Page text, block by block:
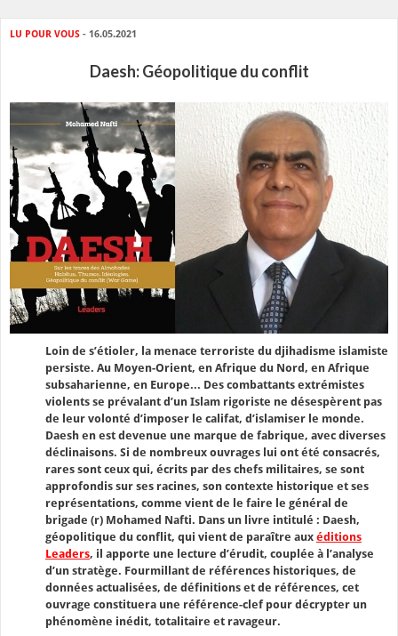
LU POUR VOUS - 16.05.2021
Daesh: Géopolitique du conflit
Loin de s’étioler, la menace terroriste du djihadisme islamiste
persiste. Au Moyen-Orient, en Afrique du Nord, en Afrique
subsaharienne, en Europe... Des combattants extrémistes
violents se prévalant d’un Islam rigoriste ne désespèrent pas
de leur volonté d’imposer le califat, d’islamiser le monde.
Daesh en est devenue une marque de fabrique, avec diverses
déclinaisons. Si de nombreux ouvrages lui ont été consacrés,
rares sont ceux qui, écrits par des chefs militaires, se sont
approfondis sur ses racines, son contexte historique et ses
représentations, comme vient de le faire le général de
brigade (r) Mohamed Nafti. Dans un livre intitulé : Daesh,
géopolitique du conflit, qui vient de paraître aux éditions
Leaders, il apporte une lecture d’érudit, couplée à l’analyse
d’un stratège. Fourmillant de références historiques, de
données actualisées, de définitions et de références, cet
ouvrage constituera une référence-clef pour décrypter un
phénomène inédit, totalitaire et ravageur.